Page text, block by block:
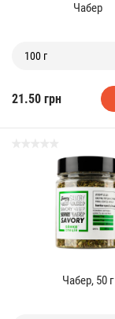
Чабер
100 г
21.50 грн
Чабер, 50 г